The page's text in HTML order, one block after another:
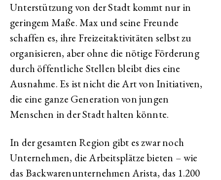
Unterstützung von der Stadt kommt nur in
geringem Maße. Max und seine Freunde
schaffen es, ihre Freizeitaktivitäten selbst zu
organisieren, aber ohne die nötige Förderung
durch öffentliche Stellen bleibt dies eine
Ausnahme. Es ist nicht die Art von Initiativen,
die eine ganze Generation von jungen
Menschen in der Stadt halten könnte.
In der gesamten Region gibt es zwar noch
Unternehmen, die Arbeitsplätze bieten – wie
das Backwarenunternehmen Arista, das 1.200